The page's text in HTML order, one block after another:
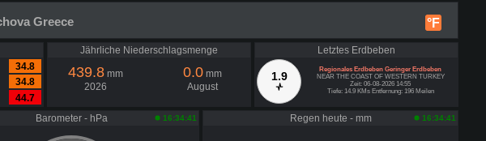
°F
Greece
34.8
34.8
44.7
Jährliche Niederschlagsmenge
439.8 mm
2026
0.0 mm
August
Letztes Erdbeben
1.9
Regionales Erdbeben Geringer Erdbeben
NEAR THE COAST OF WESTERN TURKEY
Zeit: 06-08-2026 14:55
Tiefe: 14.9 KMs Entfernung: 196 Meilen
Barometer - hPa 16:34:41 Regen heute - mm 16:34:41